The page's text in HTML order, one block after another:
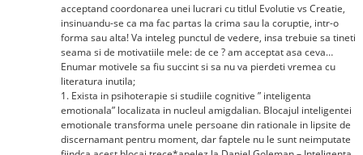
acceptand coordonarea unei lucrari cu titlul Evolutie vs Creatie,
insinuandu-se ca ma fac partas la crima sau la coruptie, intr-o
forma sau alta! Va inteleg punctul de vedere, insa trebuie sa tineti
seama si de motivatiile mele: de ce ? am acceptat asa ceva…
Enumar motivele sa fiu succint si sa nu va pierdeti vremea cu
literatura inutila;
1. Exista in psihoterapie si studiile cognitive ” inteligenta
emotionala” localizata in nucleul amigdalian. Blocajul inteligentei
emotionale transforma unele persoane din rationale in lipsite de
discernamant pentru moment, dar faptele nu le sunt neimputate